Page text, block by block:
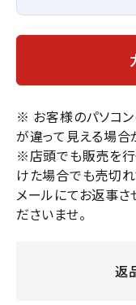
※ お客様のパソコ
が違って見える場合
※店頭でも販売を行
けた場合でも売切れ
メールにてお返事さ
ださいませ。
返